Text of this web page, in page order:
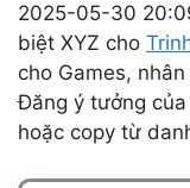
2025-05-30
biệt XYZ cho
cho Games,
Đăng ý tưởng
hoặc copy từ